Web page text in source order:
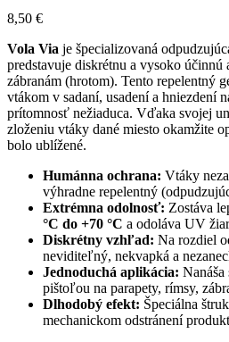
8,50 €
Vola Via je špecializovaná
predstavuje diskrétnu a vysoko
zábranám (hrotom). Tento repelentný
vtákom v sadaní, usadení a hniezdení
prítomnosť nežiaduca. Vďaka svojej
zloženiu vtáky dané miesto okamžite
bolo ublížené.
Humánna ochrana: Vtáky
výhradne repelentný
Extrémna odolnosť: Zostáva
°C do +70 °C a odoláva UV
Diskrétny vzhľad: Na rozdiel
neviditeľný, nekvapká a
Jednoduchá aplikácia:
pištoľou na parapety, rímsy,
Dlhodobý efekt: Špeciálna
mechanickom odstránení